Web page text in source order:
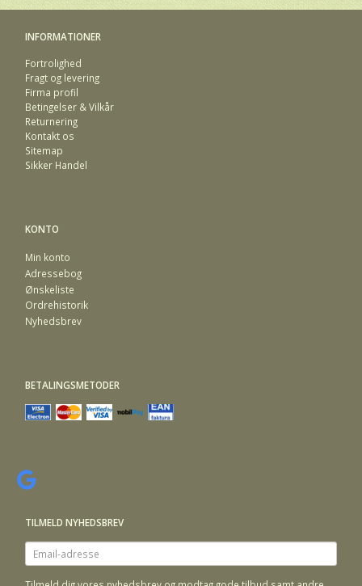
INFORMATIONER
Fortrolighed
Fragt og levering
Firma profil
Betingelser & Vilkår
Returnering
Kontakt os
Sitemap
Sikker Handel
KONTO
Min konto
Adressebog
Ønskeliste
Ordrehistorik
Nyhedsbrev
BETALINGSMETODER
TILMELD NYHEDSBREV
Email-
adresse